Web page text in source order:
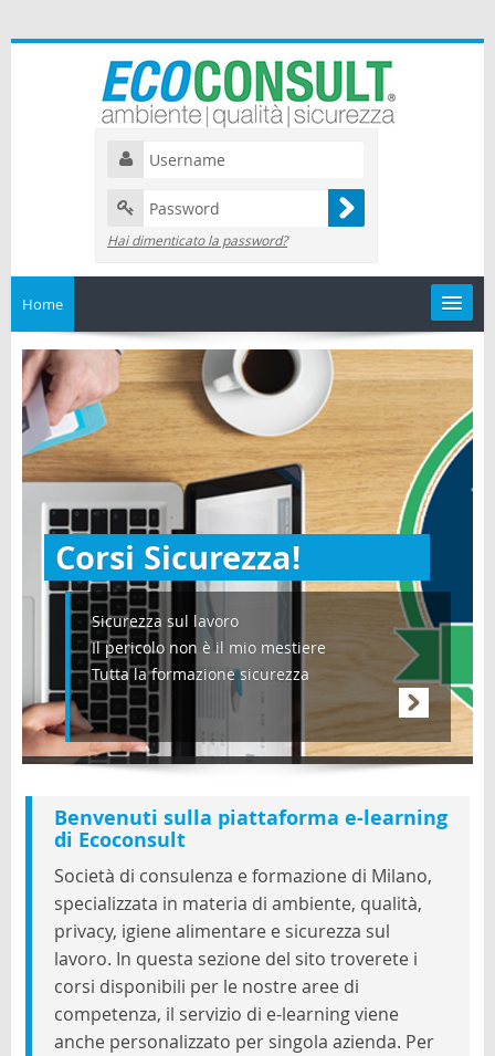
Hai dimenticato la password?
Home
Catalogo
I miei corsi
Il mio calendario
Blog
Italiano (it)
Corsi Sicurezza!
Sicurezza sul lavoro
Il pericolo non è il mio mestiere
Tutta la formazione sicurezza
Benvenuti sulla piattaforma e-learning
di Ecoconsult
Società di consulenza e formazione di Milano,
specializzata in materia di ambiente, qualità,
privacy, igiene alimentare e sicurezza sul
lavoro. In questa sezione del sito troverete i
corsi disponibili per le nostre aree di
competenza, il servizio di e-learning viene
anche personalizzato per singola azienda. Per